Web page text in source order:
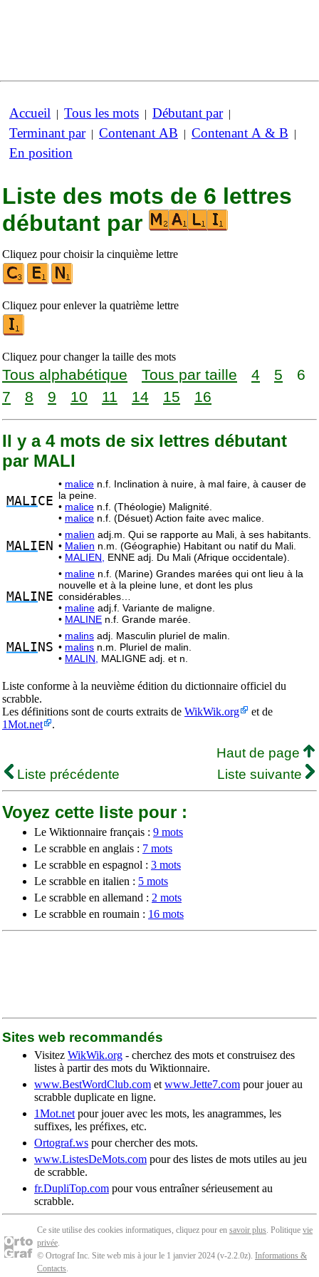
Accueil | Tous les mots | Débutant par|
Terminant par| Contenant AB | Contenant A & B |
En position
Liste des mots de 6 lettres
débutant par
Cliquez pour choisir la cinquième lettre
Cliquez pour enlever la quatrième lettre
Cliquez pour changer la taille des mots
Tous alphabétique Tous par taille 4 5
6
7
8 9 10 11 14 15 16
Il y a 4 mots de six lettres débutant
par MALI
MALICE
• malice n.f. Inclination à nuire, à mal faire, à causer de
la peine.
• malice n.f. (Théologie) Malignité.
• malice n.f. (Désuet) Action faite avec malice.
MALI EN
• malien adj.m. Qui se rapporte au Mali, à ses habitants.
• Malien n.m. (Géographie) Habitant ou natif du Mali.
• MALIEN, ENNE adj. Du Mali (Afrique occidentale).
MALI NE
• maline n.f. (Marine) Grandes marées qui ont lieu à la
nouvelle et à la pleine lune, et dont les plus
considérables…
• maline adj.f. Variante de maligne.
• MALINE n.f. Grande marée.
MALI NS
• malins adj. Masculin pluriel de malin.
• malins n.m. Pluriel de malin.
• MALIN, MALIGNE adj. et n.
Liste conforme à la neuvième édition du dictionnaire officiel du
scrabble.
Les définitions sont de courts extraits de WikWik.org
et de
1Mot.net
.
Haut de page
Liste précédente
Liste suivante
Voyez cette liste pour :
Le Wiktionnaire français : 9 mots
Le scrabble en anglais : 7 mots
Le scrabble en espagnol : 3 mots
Le scrabble en italien : 5 mots
Le scrabble en allemand : 2 mots
Le scrabble en roumain : 16 mots
Sites web recommandés
Visitez WikWik.org - cherchez des mots et construisez des
listes à partir des mots du Wiktionnaire.
www.BestWordClub.com et www.Jette7.com pour jouer au
scrabble duplicate en ligne.
1Mot.net pour jouer avec les mots, les anagrammes, les
suffixes, les préfixes, etc.
Ortograf.ws pour chercher des mots.
www.ListesDeMots.com pour des listes de mots utiles au jeu
de scrabble.
fr.DupliTop.com pour vous entraîner sérieusement au
scrabble.
Ce site utilise des cookies informatiques, cliquez pour en savoir plus. Politique vie
privée.
© Ortograf Inc. Site web mis à jour le 1 janvier 2024 (v-2.2.0z). Informations &
Contacts.